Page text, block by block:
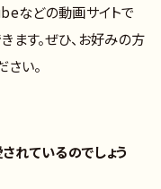
などの動画サイトで
ます。ぜひ、お好みの方
い。
れているのでしょう